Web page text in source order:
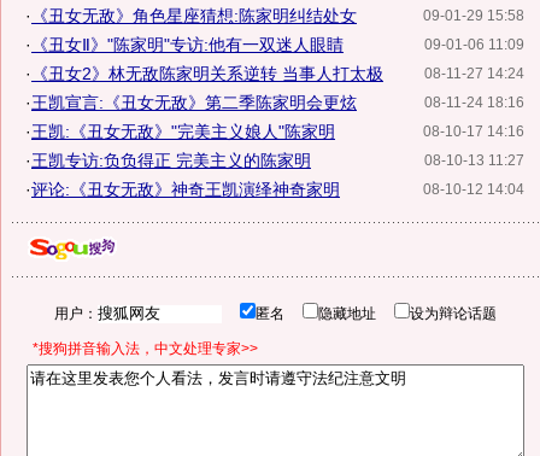
09-01-29 15:58
· 《丑女无敌》角色星座猜想:陈家明纠结处女
09-01-06 11:09
· 《丑女Ⅱ》"陈家明"专访:他有一双迷人眼睛
08-11-27 14:24
· 《丑女2》林无敌陈家明关系逆转 当事人打太极
08-11-24 18:16
·王凯宣言:《丑女无敌》第二季陈家明会更炫
08-10-17 14:16
·王凯:《丑女无敌》"完美主义娘人"陈家明
08-10-13 11:27
·王凯专访:负负得正 完美主义的陈家明
08-10-12 14:04
·评论:《丑女无敌》神奇王凯演绎神奇家明
用户： 匿名 隐藏地址 设为辩论话题
*搜狗拼音输入法，中文处理专家>>